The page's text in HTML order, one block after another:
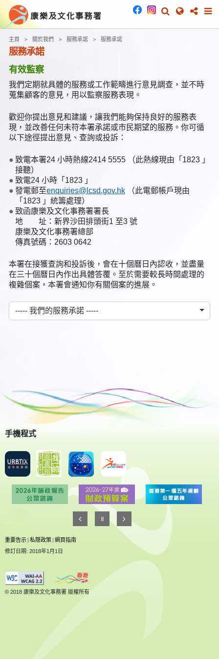
主頁 關於我們 服務承諾 服務承諾
服務承諾
有效監察
我們定期就具體的服務或工作範疇進行意見調查，並不時
蒐集顧客的意見，用以監察服務表現。
歡迎你提出意見和建議，讓我們能夠保持良好的服務表
現，並改善任何未符本署承諾或市民期望的服務。你可循
以下途徑提出意見、查詢或投訴：
致電本署24 小時熱線2414 5555 （此熱線現由「1823 」
接聽）
致電24 小時「1823 」
發電郵至enquiries@lcsd.gov.hk （此電郵帳戶現由
「1823 」統籌處理）
致函康樂及文化事務署署長
地 址：新界沙田排頭街1 至3 號
康樂及文化事務署總部
傳真號碼：2603 0642
本署在接獲查詢和投訴後，會在十個曆日內認收，並盡量
在三十個曆日內作出具體答覆。至於需要較長時間處理的
複雜個案，本署會通知你有關個案的進展。
----- 我們的服務承諾 -----
手機程式
重要告示 | 私隠政策 | 網頁指南
修訂日期: 2018年1月1日
© 2018 康樂及文化事務署 版權所有